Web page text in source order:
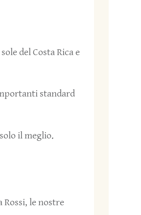
del Costa Rica e
standard
il meglio.
Rossi, le nostre